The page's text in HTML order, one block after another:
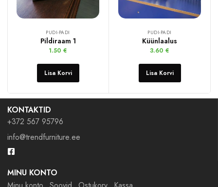
PUDI-PADI
Pildiraam 1
1.50 €
Lisa Korvi
PUDI-PADI
Küünlaalus
3.60 €
Lisa Korvi
KONTAKTID
+372 567 95796
info@trendfurniture.ee
MINU KONTO